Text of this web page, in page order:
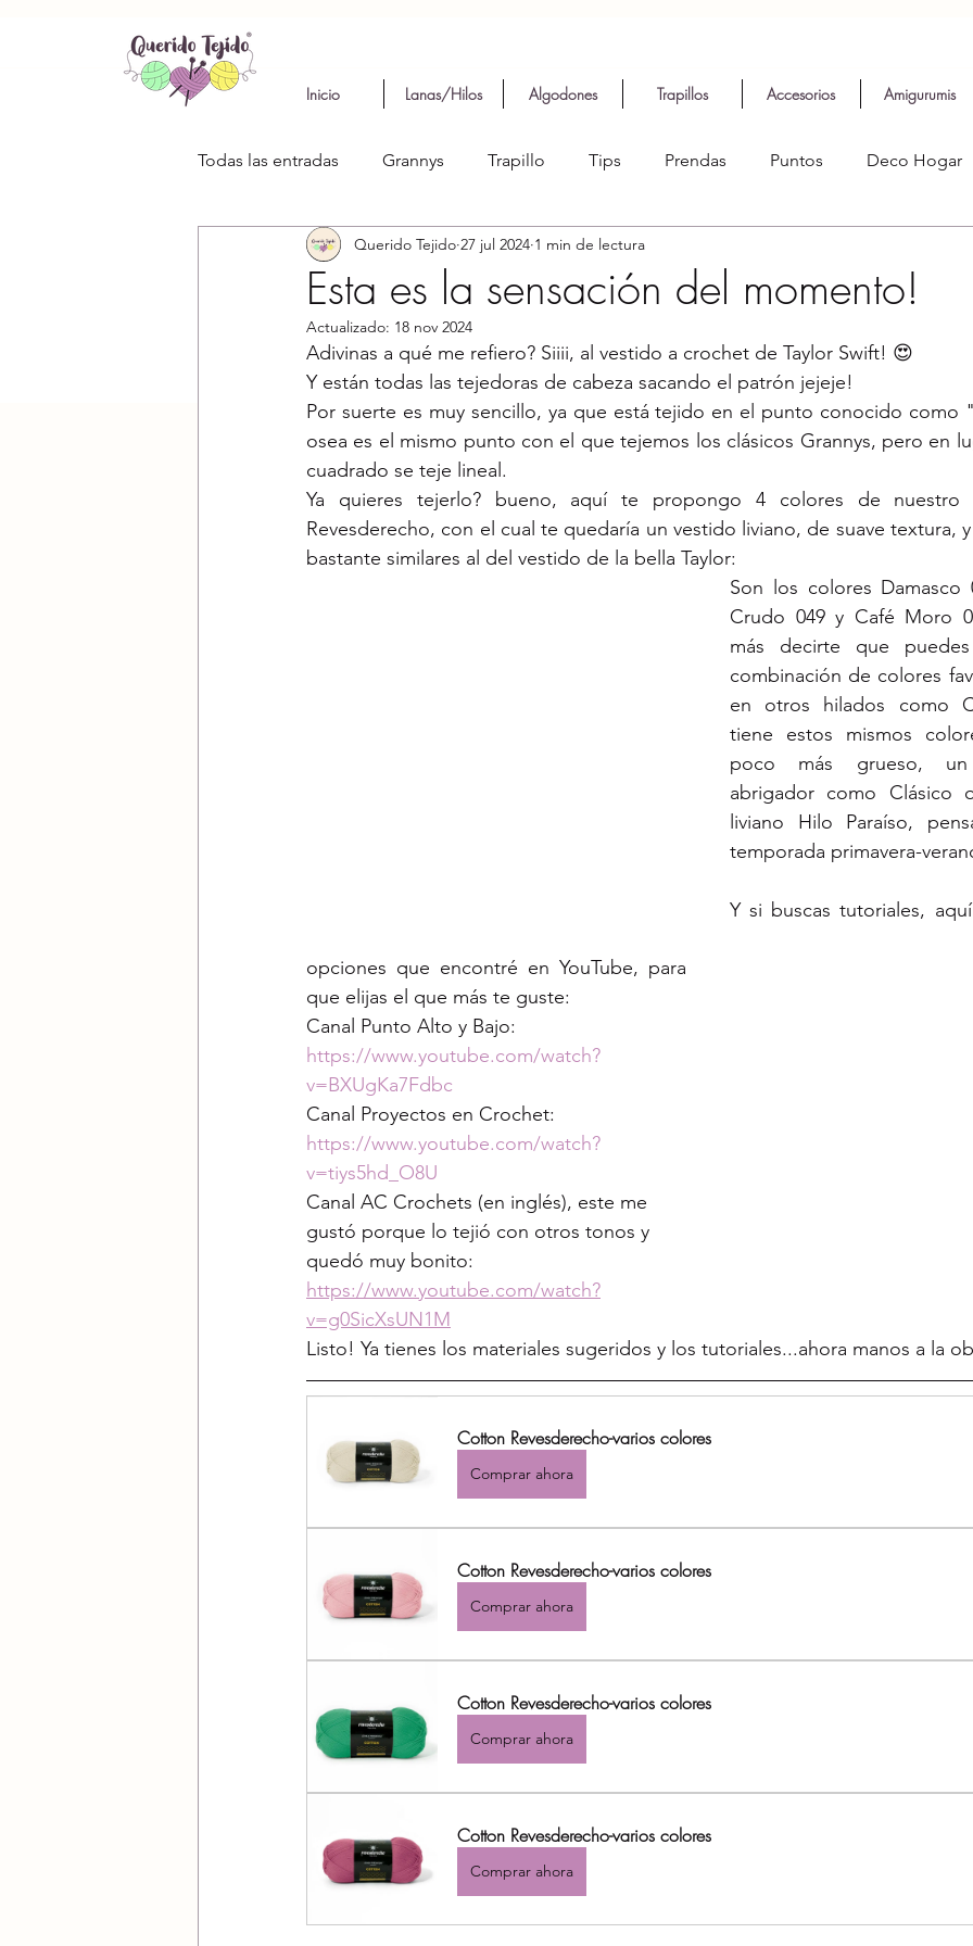
Inicio Lanas/Hilos Algodones Trapillos Accesorios Amigurumis
Todas las entradas Grannys Trapillo Tips Prendas Puntos Deco Hogar
Esta es la sensación del momento!
Querido Tejido 27 jul 2024 1 min de lectura
Actualizado: 18 nov 2024
Adivinas a qué me refiero? Siiii, al vestido a crochet de Taylor Swift! 😍
Y están todas las tejedoras de cabeza sacando el patrón jejeje!
Por suerte es muy sencillo, ya que está tejido en el punto conocido como
osea es el mismo punto con el que tejemos los clásicos Grannys, pero en
cuadrado se teje lineal.
Ya quieres tejerlo? bueno, aquí te propongo 4 colores de nuestro
Revesderecho, con el cual te quedaría un vestido liviano, de suave textura,
bastante similares al del vestido de la bella Taylor:
Son los colores Damasco
Crudo 049 y Café Moro
más decirte que
combinación de colores
en otros hilados como
tiene estos mismos
poco más grueso,
abrigador como Clásico
liviano Hilo Paraíso,
temporada primavera-
Y si buscas tutoriales,
opciones que encontré en YouTube, para
que elijas el que más te guste:
Canal Punto Alto y Bajo:
https://www.youtube.com/watch?
v=BXUgKa7Fdbc
Canal Proyectos en Crochet:
https://www.youtube.com/watch?
v=tiys5hd_O8U
Canal AC Crochets (en inglés), este me
gustó porque lo tejió con otros tonos y
quedó muy bonito:
https://www.youtube.com/watch?
v=g0SicXsUN1M
Listo! Ya tienes los materiales sugeridos y los tutoriales...ahora manos a la
Cotton Revesderecho-varios colores
Comprar ahora
Cotton Revesderecho-varios colores
Comprar ahora
Cotton Revesderecho-varios colores
Comprar ahora
Cotton Revesderecho-varios colores
Comprar ahora